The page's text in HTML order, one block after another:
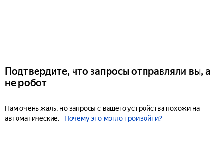
Подтвердите, что запросы отправляли вы, а
не робот
Нам очень жаль, но запросы с вашего устройства похожи на
автоматические.
Почему это могло произойти?